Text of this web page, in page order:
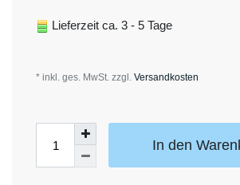
Lieferzeit ca. 3 - 5 Tage
* inkl. ges. MwSt. zzgl. Versandkosten
In den